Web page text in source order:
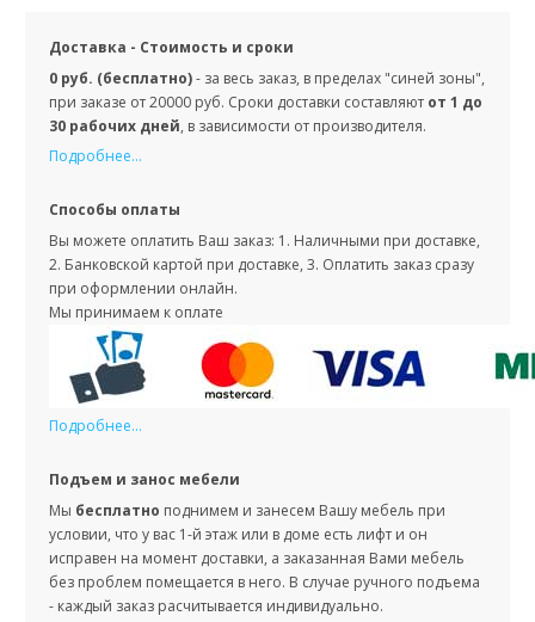
Доставка - Стоимость и сроки
0 руб. (бесплатно)- за весь заказ, в пределах "синей зоны",
при заказе от 20000 руб. Сроки доставки составляют от 1 до
30 рабочих дней, в зависимости от производителя.
Подробнее...
Способы оплаты
Вы можете оплатить Ваш заказ: 1. Наличными при доставке,
2. Банковской картой при доставке, 3. Оплатить заказ сразу
при оформлении онлайн.
Мы принимаем к оплате
Подробнее...
Подъем и занос мебели
Мы бесплатно поднимем и занесем Вашу мебель при
условии, что у вас 1-й этаж или в доме есть лифт и он
исправен на момент доставки, а заказанная Вами мебель
без проблем помещается в него. В случае ручного подъема
- каждый заказ расчитывается индивидуально.